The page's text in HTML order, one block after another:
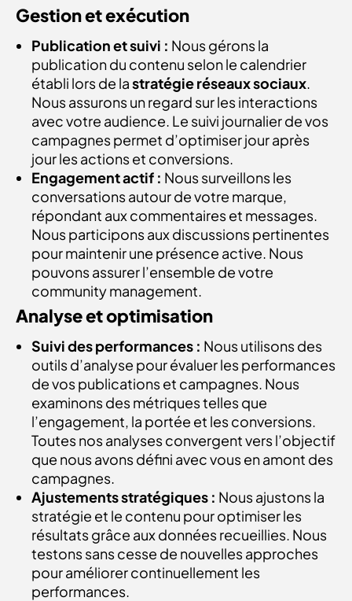
Gestion et exécution
Publication et suivi : Nous gérons la
publication du contenu selon le calendrier
établi lors de lastratégie réseaux sociaux.
Nous assurons un regard sur les interactions
avec votre audience. Le suivi journalier de vos
campagnes permet d’optimiser jour après
jour les actions et conversions.
Engagement actif : Nous surveillons les
conversations autour de votre marque,
répondant aux commentaires et messages.
Nous participons aux discussions pertinentes
pour maintenir une présence active. Nous
pouvons assurer l’ensemble de votre
community management.
Analyse et optimisation
Suivi des performances : Nous utilisons des
outils d’analyse pour évaluer les performances
de vos publications et campagnes. Nous
examinons des métriques telles que
l’engagement, la portée et les conversions.
Toutes nos analyses convergent vers l’objectif
que nous avons défini avec vous en amont des
campagnes.
Ajustements stratégiques : Nous ajustons la
stratégie et le contenu pour optimiser les
résultats grâce aux données recueillies. Nous
testons sans cesse de nouvelles approches
pour améliorer continuellement les
performances.